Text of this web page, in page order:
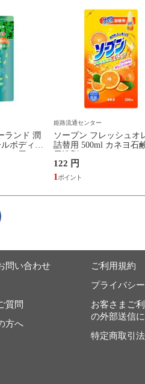
ランド 潤
ボディソ
かえ用
姫路流通センター
ソープン フレッシュオ
詰替用 500ml カネヨ石
用洗剤
122 円
1
問い合わせ
質問
方へ
ご利用規約
プライバシ
お客さまご
の外部送信
特定商取引